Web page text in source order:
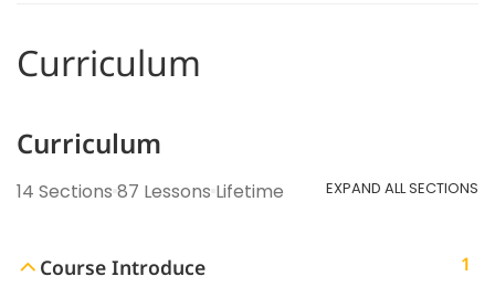
Curriculum
Curriculum
14 Sections 87 Lessons Lifetime EXPAND ALL SECTIONS
Course Introduce 1